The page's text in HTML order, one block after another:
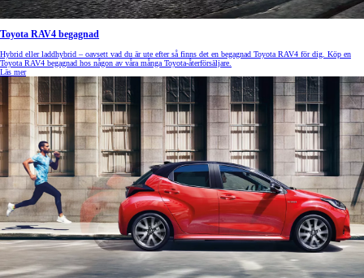
Toyota RAV4 begagnad
Hybrid eller laddhybrid – oavsett vad du är ute efter så finns det en begagnad Toyota RAV4 för dig. Köp en
Toyota RAV4 begagnad hos någon av våra många Toyota-återförsäljare.
Läs mer